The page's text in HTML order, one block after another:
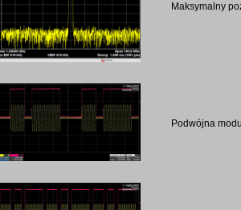
Maksymalny
Podwójna